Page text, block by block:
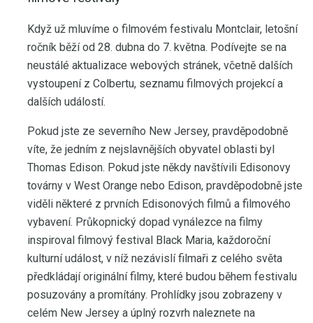
Když už mluvíme o filmovém festivalu Montclair, letošní
ročník běží od 28. dubna do 7. května. Podívejte se na
neustálé aktualizace webových stránek, včetně dalších
vystoupení z Colbertu, seznamu filmových projekcí a
dalších událostí.
Pokud jste ze severního New Jersey, pravděpodobně
víte, že jedním z nejslavnějších obyvatel oblasti byl
Thomas Edison. Pokud jste někdy navštívili Edisonovy
továrny v West Orange nebo Edison, pravděpodobně jste
viděli některé z prvních Edisonových filmů a filmového
vybavení. Průkopnický dopad vynálezce na filmy
inspiroval filmový festival Black Maria, každoroční
kulturní událost, v níž nezávislí filmaři z celého světa
předkládají originální filmy, které budou během festivalu
posuzovány a promítány. Prohlídky jsou zobrazeny v
celém New Jersey a úplný rozvrh naleznete na